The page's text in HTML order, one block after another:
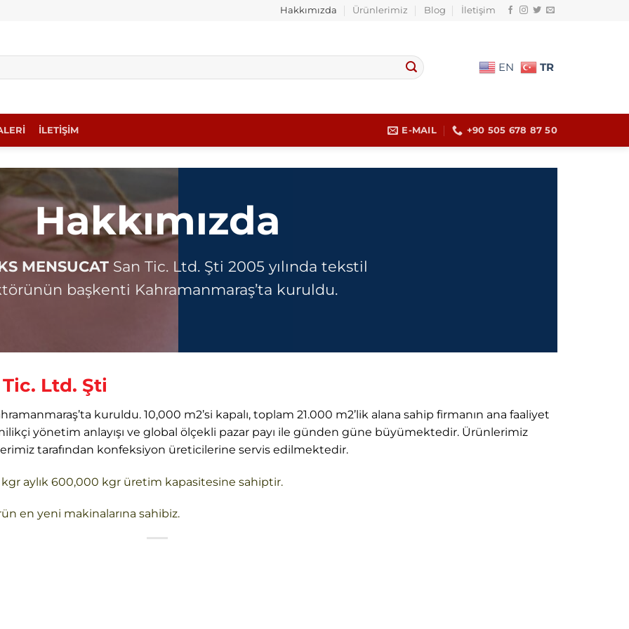
Hakkımızda Ürünlerimiz Blog İletişim
EN TR
İLETİŞİM E-MAIL +90 505 678 87 50
Hakkımızda
MENSUCATSan Tic. Ltd. Şti 2005 yılında tekstil
başkenti Kahramanmaraş’ta kuruldu.
Ltd. Şti
kuruldu. 10,000 m2’si kapalı, toplam 21.000 m2’lik alana sahip firmanın ana faaliyet
yönetim anlayışı ve global ölçekli pazar payı ile günden güne büyümektedir. Ürünlerimiz
tarafından konfeksiyon üreticilerine servis edilmektedir.
aylık 600,000 kgr üretim kapasitesine sahiptir.
en yeni makinalarına sahibiz.